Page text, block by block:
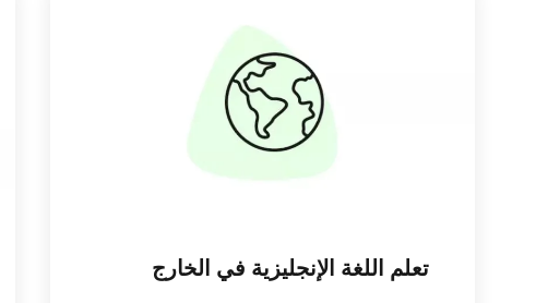
تعلم اللغة الإنجليزية في الخارج